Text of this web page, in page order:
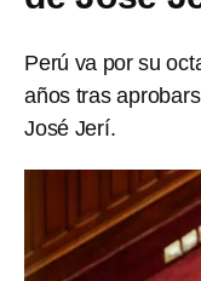
Perú va por su
años tras
José Jerí.